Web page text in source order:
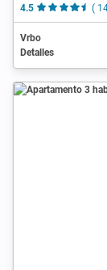
4.5
(
Vrbo
Detalles